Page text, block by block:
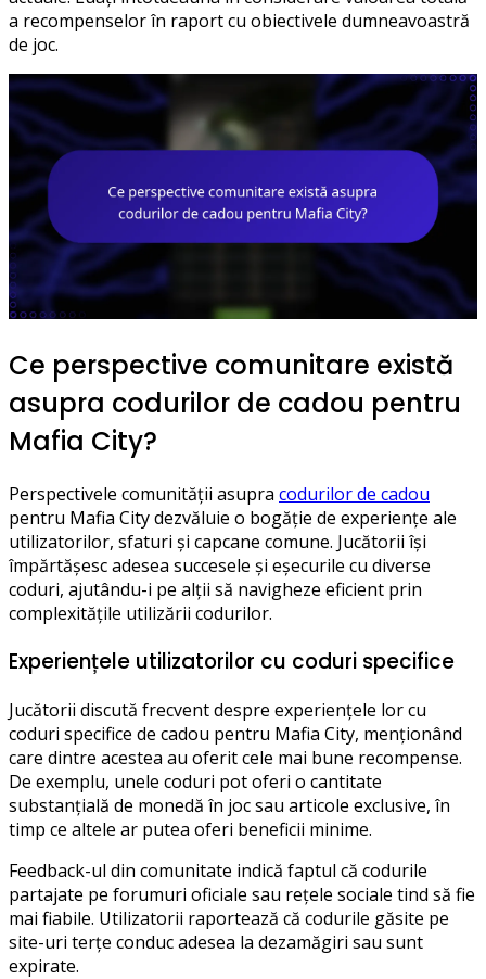
a recompenselor în raport cu obiectivele dumneavoastră
de joc.
Ce perspective comunitare există
asupra codurilor de cadou pentru
Mafia City?
Perspectivele comunității asupra codurilor de cadou
pentru Mafia City dezvăluie o bogăție de experiențe ale
utilizatorilor, sfaturi și capcane comune. Jucătorii își
împărtășesc adesea succesele și eșecurile cu diverse
coduri, ajutându-i pe alții să navigheze eficient prin
complexitățile utilizării codurilor.
Experiențele utilizatorilor cu coduri specifice
Jucătorii discută frecvent despre experiențele lor cu
coduri specifice de cadou pentru Mafia City, menționând
care dintre acestea au oferit cele mai bune recompense.
De exemplu, unele coduri pot oferi o cantitate
substanțială de monedă în joc sau articole exclusive, în
timp ce altele ar putea oferi beneficii minime.
Feedback-ul din comunitate indică faptul că codurile
partajate pe forumuri oficiale sau rețele sociale tind să fie
mai fiabile. Utilizatorii raportează că codurile găsite pe
site-uri terțe conduc adesea la dezamăgiri sau sunt
expirate.